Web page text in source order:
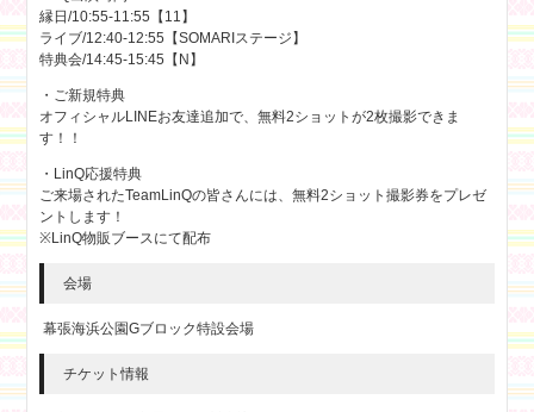
縁日/10:55-11:55【11】
ライブ/12:40-12:55【SOMARIステージ】
特典会/14:45-15:45【N】
・ご新規特典
オフィシャルLINEお友達追加で、無料2ショットが2枚撮影できま
す！！
・LinQ応援特典
ご来場されたTeamLinQの皆さんには、無料2ショット撮影券をプレゼ
ントします！
※LinQ物販ブースにて配布
会場
幕張海浜公園Gブロック特設会場
チケット情報